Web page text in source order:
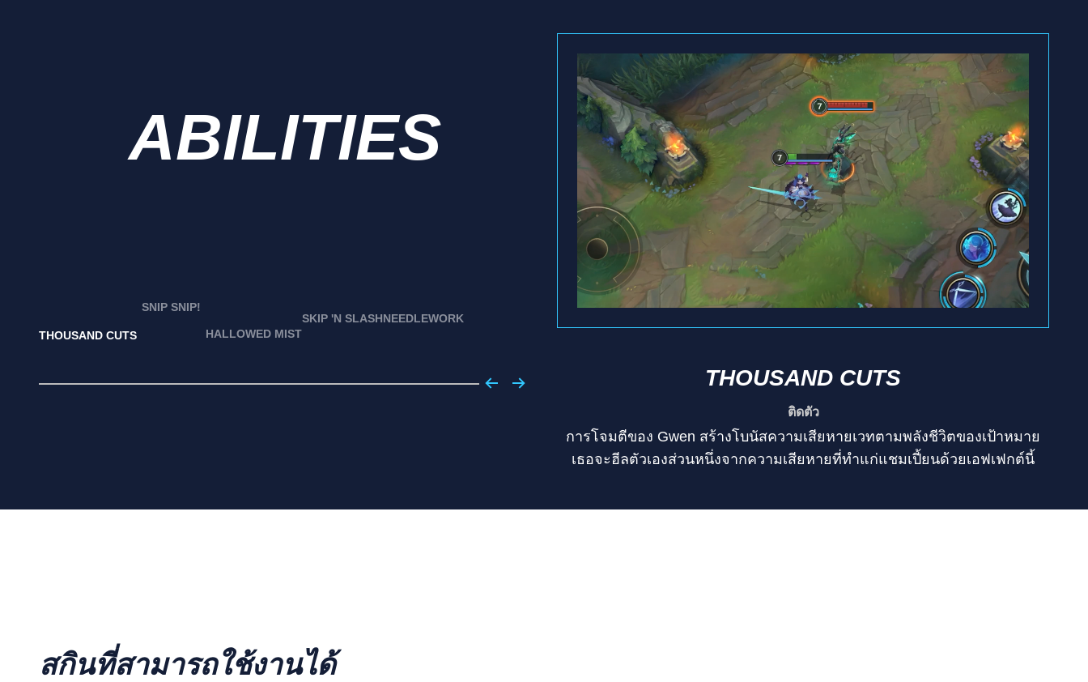
ABILITIES
THOUSAND CUTS
SNIP SNIP!
HALLOWED MIST
SKIP 'N SLASHNEEDLEWORK
THOUSAND CUTS
ติดตัว
การโจมตีของ Gwen สร้างโบนัสความเสียหายเวทตามพลังชีวิตของเป้าหมาย
เธอจะฮีลตัวเองส่วนหนึ่งจากความเสียหายที่ทำแก่แชมเปี้ยนด้วยเอฟเฟกต์นี้
สกินที่สามารถใช้งานได้